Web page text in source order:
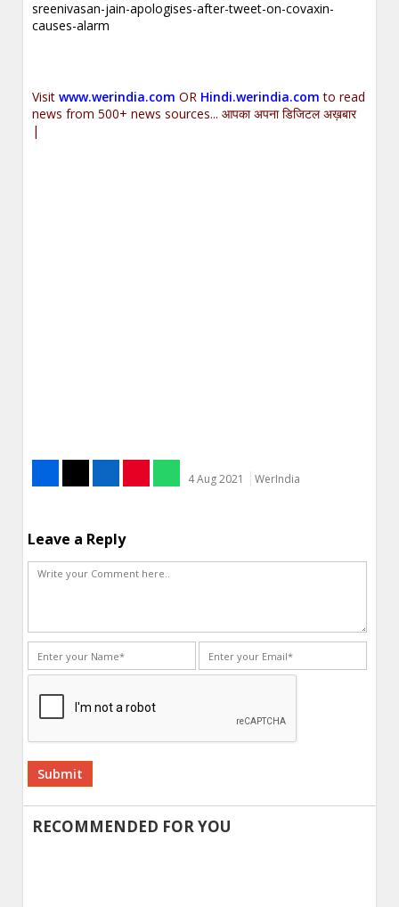
sreenivasan-jain-apologises-after-tweet-on-covaxin-
causes-alarm
Visitwww.werindia.com OR Hindi.werindia.com to read
news from 500+ news sources... आपका अपना डिजिटल अख़बार
|
4 Aug 2021 WerIndia
Leave a Reply
Alternative:
RECOMMENDED FOR YOU